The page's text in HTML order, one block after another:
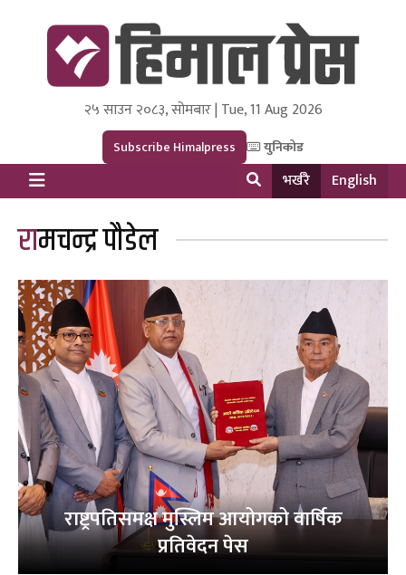
Himal Press
Dot NewsyNepal Media and Research Pvt Ltd.
२५ साउन २०८३, सोमबार | Tue, 11 Aug 2026
Subscribe Himalpress युनिकोड
भर्खरै English
रामचन्द्र पौडेल
राष्ट्रपतिसमक्ष मुस्लिम आयोगको वार्षिक
प्रतिवेदन पेस